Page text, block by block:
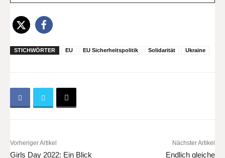
STICHWÖRTER EU EU Sicherheitspolitik Solidarität Ukraine
Vorheriger Artikel
Girls Day 2022: Ein Blick
Nächster Artikel
Endlich gleiche